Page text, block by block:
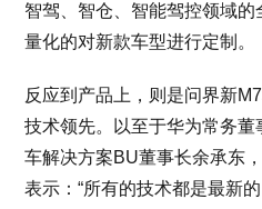
智驾、智仓、智能驾控领域
量化的对新款车型进行定制。
反应到产品上，则是问界新
技术领先。以至于华为常务
车解决方案BU董事长余承东
表示：“所有的技术都是最新